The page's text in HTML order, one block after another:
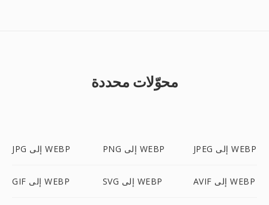
محوّلات محددة
JPG إلى WEBP PNG إلى WEBP JPEG إلى WEBP
GIF إلى WEBP SVG إلى WEBP AVIF إلى WEBP